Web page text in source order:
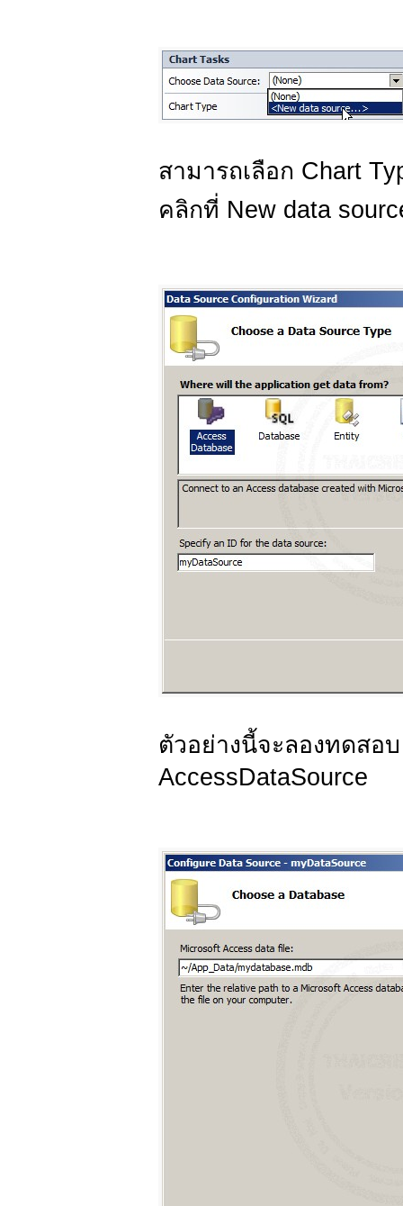
สามารถเลือก Chart
คลิกที่ New data
ตัวอย่างนี้จะลองทดสอ
AccessDataSource